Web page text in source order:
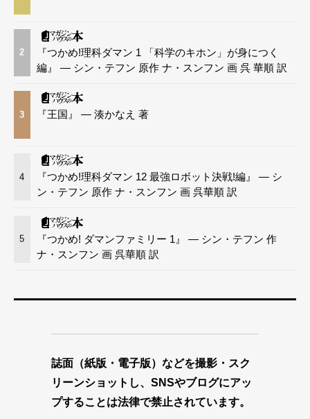
2
『つかめ!理科ダマン 1 「科学のキホン」が身につく
編』 — シン・テフン 原作 ナ・スンフン 画 呉 華順 訳
3 『王国』 — 湊かなえ 著
4
『つかめ!理科ダマン 12 最強ロボット決戦!編』 — シ
ン・テフン 原作 ナ・スンフン 画 呉華順 訳
5
『つかめ! ダマンファミリー 1』 — シン・テフン 作
ナ・スンフン 画 呉華順 訳
誌面（紙版・電子版）などを撮影・スク
リーンショットし、SNSやブログにアッ
プすることは法律で禁止されています。